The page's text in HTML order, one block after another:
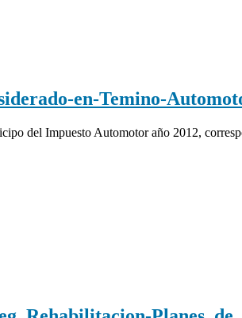
en-Temino-
del Impuesto Automotor año 2012,